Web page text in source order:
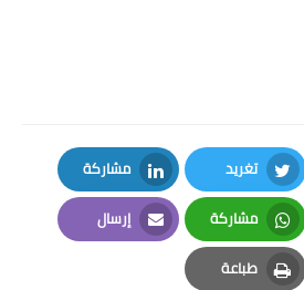
تغريد
Twitter
مشاركة
LinkedIn
مشاركة
Whatsapp
إرسال
Email
طباعة